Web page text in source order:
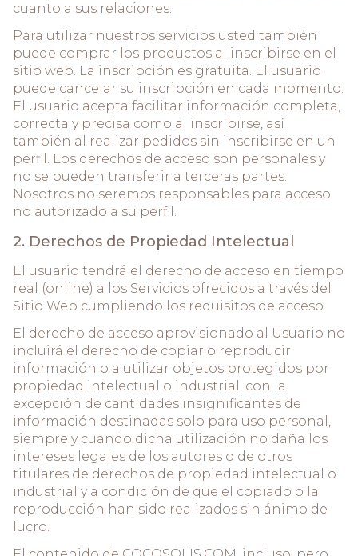
cuanto a sus relaciones.
Para utilizar nuestros servicios usted también
puede comprar los productos al inscribirse en el
sitio web. La inscripción es gratuita. El usuario
puede cancelar su inscripción en cada momento.
El usuario acepta facilitar información completa,
correcta y precisa como al inscribirse, así
también al realizar pedidos sin inscribirse en un
perfil. Los derechos de acceso son personales y
no se pueden transferir a terceras partes.
Nosotros no seremos responsables para acceso
no autorizado a su perfil.
2. Derechos de Propiedad Intelectual
El usuario tendrá el derecho de acceso en tiempo
real (online) a los Servicios ofrecidos a través del
Sitio Web cumpliendo los requisitos de acceso.
El derecho de acceso aprovisionado al Usuario no
incluirá el derecho de copiar o reproducir
información o a utilizar objetos protegidos por
propiedad intelectual o industrial, con la
excepción de cantidades insignificantes de
información destinadas solo para uso personal,
siempre y cuando dicha utilización no daña los
intereses legales de los autores o de otros
titulares de derechos de propiedad intelectual o
industrial y a condición de que el copiado o la
reproducción han sido realizados sin ánimo de
lucro.